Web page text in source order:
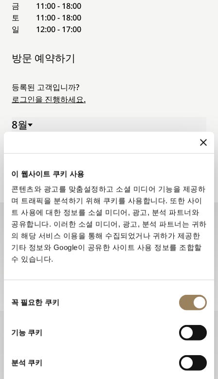
이 웹사이트 쿠키 사용
콘텐츠와 광고를 맞춤설정하고 소셜 미디어 기능을 제공하
며 트래픽을 분석하기 위해 쿠키를 사용합니다. 또한 사이
트 사용에 대한 정보를 소셜 미디어, 광고, 분석 파트너와
공유합니다. 이러한 소셜 미디어, 광고, 분석 파트너는 귀하
의 해당 서비스 이용을 통해 수집되었거나 귀하가 제공한
기타 정보와 Google이 공유한 사이트 사용 정보를 조합할
수 있습니다.
꼭 필요한 쿠키
기능 쿠키
분석 쿠키
금
11:00 - 18:00
토
11:00 - 18:00
일
12:00 - 17:00
방문 예약하기
등록된 고객입니까?
로그인을 진행하세요.
8월
뉴스레터 구독하기
뉴스레터를 통해 브레게 하우스의 최신 소식과 신제품 정
뉴스레터 구독하기